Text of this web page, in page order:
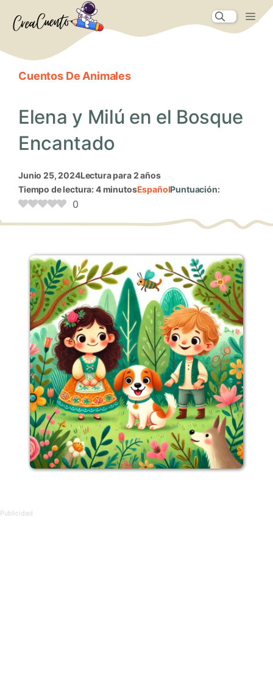
Cuentos De Animales
Elena y Milú en el Bosque
Encantado
junio 25, 2024Lectura para 2 años
Tiempo de lectura: 4 minutosEspañolPuntuación:
0